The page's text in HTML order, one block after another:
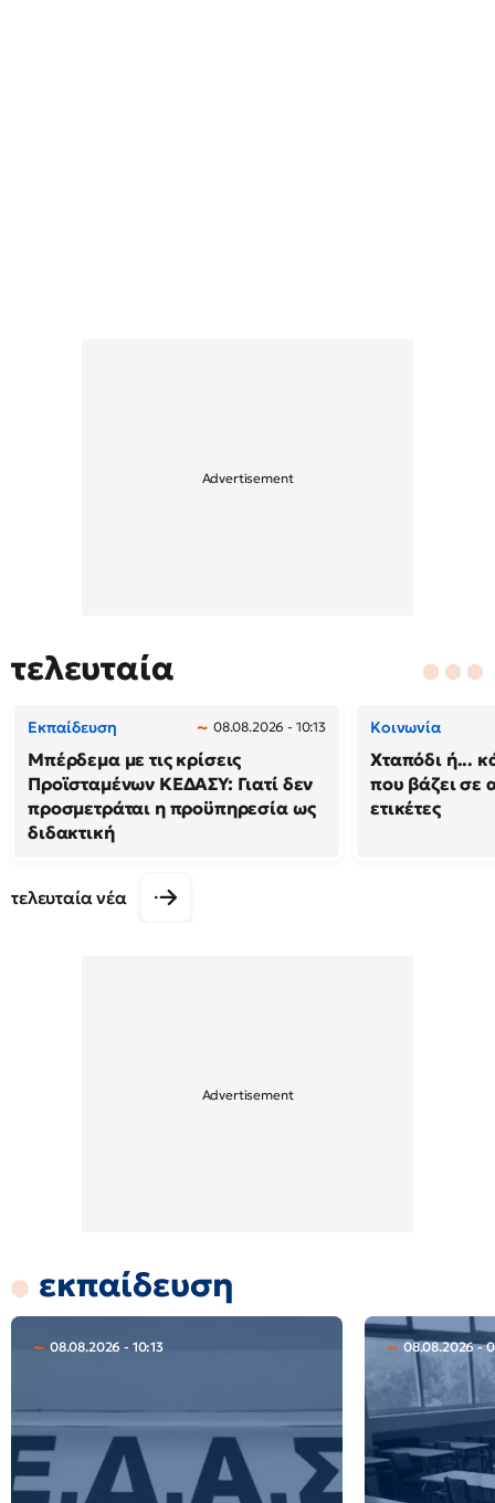
τελευταία
Εκπαίδευση 08.08.2026 - 10:13
Μπέρδεμα με τις κρίσεις
Προϊσταμένων ΚΕΔΑΣΥ: Γιατί δεν
προσμετράται η προϋπηρεσία ως
διδακτική
Κοινωνία
Χταπόδι ή...
που βάζει σε
ετικέτες
τελευταία νέα
εκπαίδευση
08.08.2026 - 10:13 08.08.2026 -